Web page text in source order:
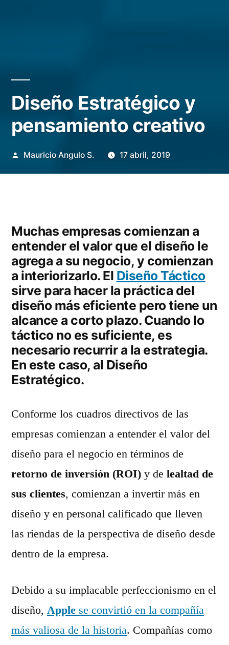
Diseño Estratégico y
pensamiento creativo
Publicado
Mauricio Angulo S. 17 abril, 2019
Muchas empresas comienzan a
entender el valor que el diseño le
agrega a su negocio, y comienzan
a interiorizarlo. El Diseño Táctico
sirve para hacer la práctica del
diseño más eficiente pero tiene un
alcance a corto plazo. Cuando lo
táctico no es suficiente, es
necesario recurrir a la estrategia.
En este caso, al Diseño
Estratégico.
Conforme los cuadros directivos de las
empresas comienzan a entender el valor del
diseño para el negocio en términos de
retorno de inversión (ROI) y de lealtad de
sus clientes, comienzan a invertir más en
diseño y en personal calificado que lleven
las riendas de la perspectiva de diseño desde
dentro de la empresa.
Debido a su implacable perfeccionismo en el
diseño, Apple se convirtió en la compañía
más valiosa de la historia. Compañías como